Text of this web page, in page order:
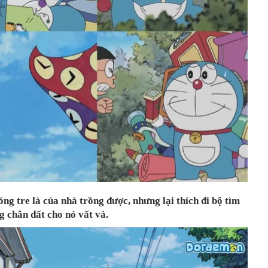
tre là của nhà trồng được, nhưng lại thích đi bộ tìm
chân đất cho nó vất vả.